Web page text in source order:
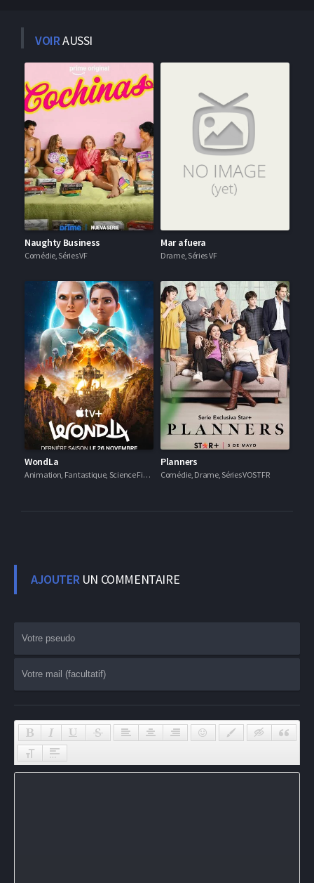
VOIRAUSSI
Naughty Business
Comédie, Séries VF
Mar afuera
Drame, Séries VF
WondLa
Animation, Fantastique, Science Fiction, Séries VF
Planners
Comédie, Drame, Séries VOSTFR
AJOUTER UN COMMENTAIRE